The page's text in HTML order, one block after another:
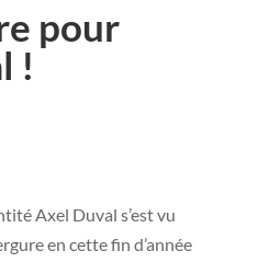
pour
!
Axel Duval s’est vu
en cette fin d’année